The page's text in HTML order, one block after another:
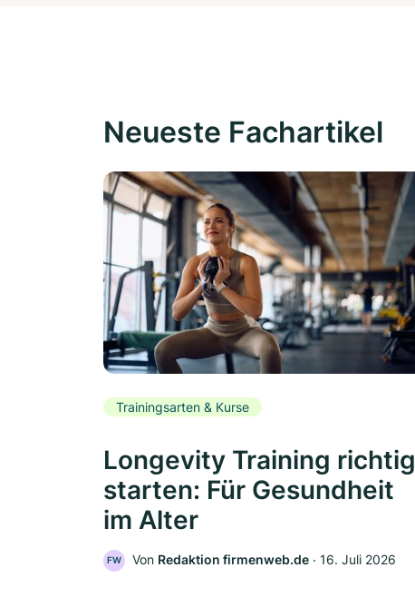
Neueste Fachartikel
Trainingsarten & Kurse
Longevity Training richtig
starten: Für Gesundheit
im Alter
FW Von Redaktion firmenweb.de ‧ 16. Juli 2026